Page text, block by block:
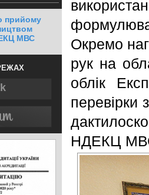
прийому
МВС
Окремо
рук на
облік
перевірки
НДЕКЦ